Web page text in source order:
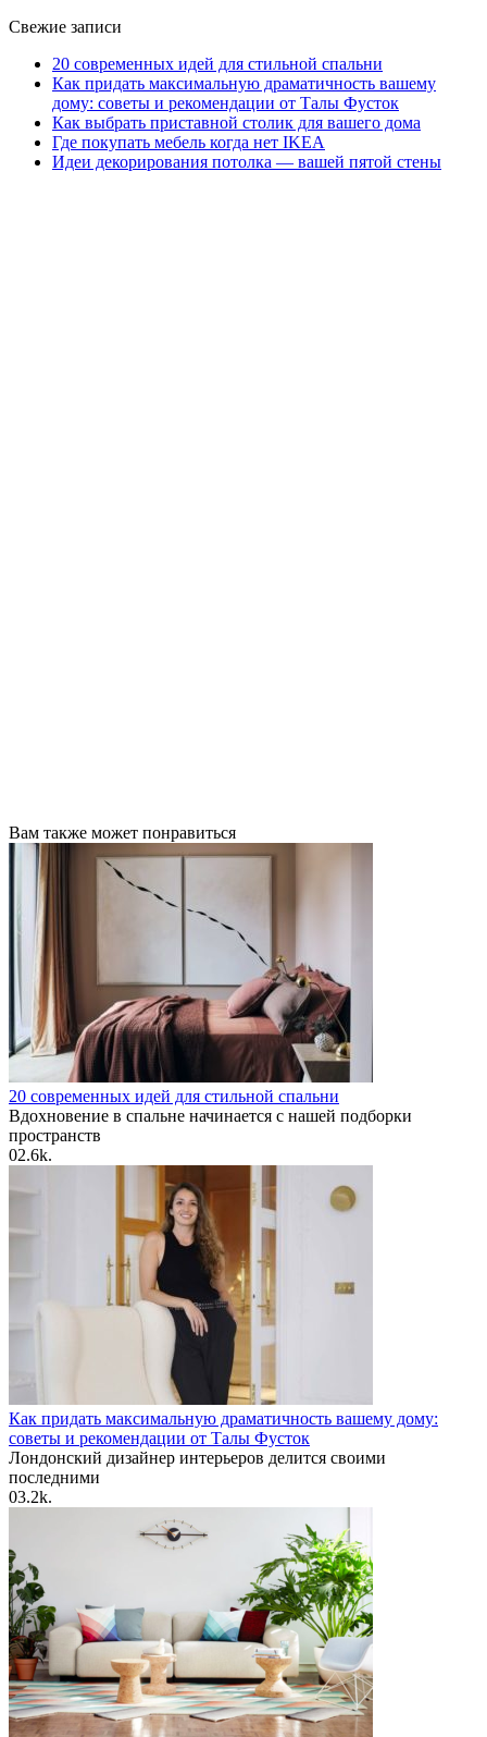
Свежие записи
20 современных идей для стильной спальни
Как придать максимальную драматичность вашему
дому: советы и рекомендации от Талы Фусток
Как выбрать приставной столик для вашего дома
Где покупать мебель когда нет IKEA
Идеи декорирования потолка — вашей пятой стены
Вам также может понравиться
20 современных идей для стильной спальни
Вдохновение в спальне начинается с нашей подборки
пространств
02.6k.
Как придать максимальную драматичность вашему дому:
советы и рекомендации от Талы Фусток
Лондонский дизайнер интерьеров делится своими
последними
03.2k.